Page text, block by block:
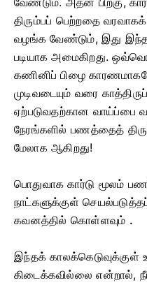
திரும்பப் பெற்றதை
வழங்க வேண்டும், இது
படியாக அமைகிறது.
கணினிப் பிழை
முடிவடையும் வரை
ஏற்படுவதற்கான வாய்ப்பை
நேரங்களில் பணத்தைத்
மேலாக ஆகிறது!
பொதுவாக கார்டு மூலம்
நாட்களுக்குள்
கவனத்தில் கொள்ளவும் .
இந்தக் காலக்கெடுவுக்குள்
கிடைக்கவில்லை என்றால்,